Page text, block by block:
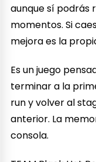
aunque sí podrás
momentos. Si
mejora es la
Es un juego
terminar a la
run y volver al
anterior. La
consola.